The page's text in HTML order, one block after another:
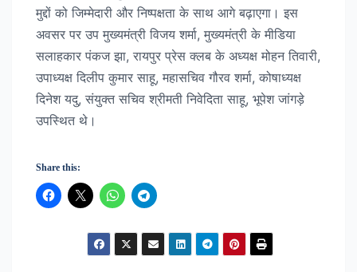
मुद्दों को जिम्मेदारी और निष्पक्षता के साथ आगे बढ़ाएगा। इस
अवसर पर उप मुख्यमंत्री विजय शर्मा, मुख्यमंत्री के मीडिया
सलाहकार पंकज झा, रायपुर प्रेस क्लब के अध्यक्ष मोहन तिवारी,
उपाध्यक्ष दिलीप कुमार साहू, महासचिव गौरव शर्मा, कोषाध्यक्ष
दिनेश यदु, संयुक्त सचिव श्रीमती निवेदिता साहू, भूपेश जांगड़े
उपस्थित थे।
Share this: